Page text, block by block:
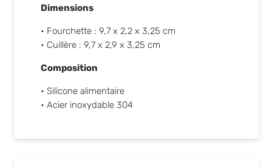
Dimensions
• Fourchette : 9,7 x 2,2 x 3,25 cm
• Cuillère : 9,7 x 2,9 x 3,25 cm
Composition
• Silicone alimentaire
• Acier inoxydable 304